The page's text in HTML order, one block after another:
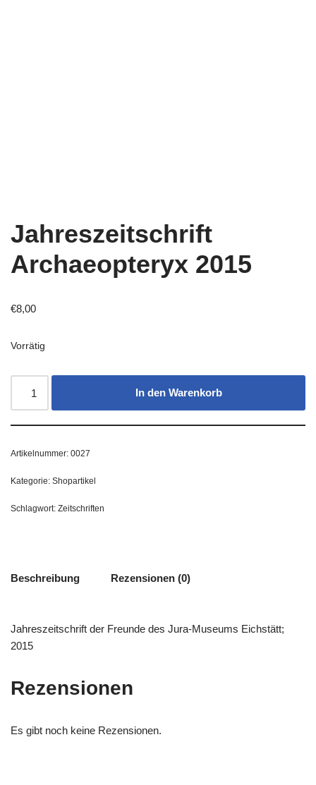
Jahreszeitschrift
Archaeopteryx 2015
€8,00
Vorrätig
In den Warenkorb
Artikelnummer: 0027
Kategorie: Shopartikel
Schlagwort: Zeitschriften
Beschreibung Rezensionen (0)
Jahreszeitschrift der Freunde des Jura-Museums Eichstätt;
2015
Rezensionen
Es gibt noch keine Rezensionen.